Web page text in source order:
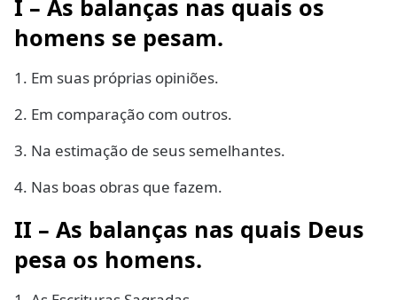
I – As balanças nas quais os
homens se pesam.
1. Em suas próprias opiniões.
2. Em comparação com outros.
3. Na estimação de seus semelhantes.
4. Nas boas obras que fazem.
II – As balanças nas quais Deus
pesa os homens.